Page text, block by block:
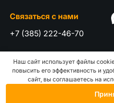
Связаться с нами
+7 (385) 222-46-70
Пользовательское
соглашение
©2025. Кульминация
Наш сайт использует файлы
повысить его эффективность и
сайт, вы соглашаетесь на